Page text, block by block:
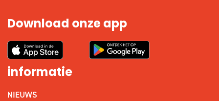
Download onze app
informatie
NIEUWS